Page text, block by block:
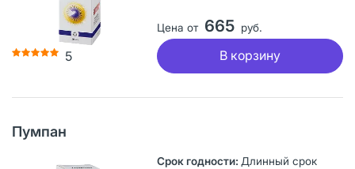
5
Цена от 665 руб.
В корзину
Пумпан
Длинный срок